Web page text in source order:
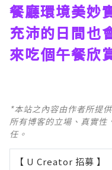
餐廳環境美妙
充沛的日間也
來吃個午餐欣
*本站之內容由作者所提
所有博客的立場、真實性
任。
【 U Creator 招募 】